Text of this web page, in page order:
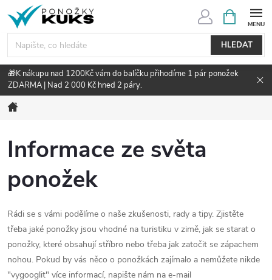
obsah
HLEDAT
NÁKUPNÍ
KOŠÍK
🎁K nákupu nad 1200Kč vám do balíčku přihodíme 1 pár ponožek
ZDARMA | Nad 2 000 Kč hned 2 páry.
Informace ze světa
ponožek
Rádi se s vámi podělíme o naše zkušenosti, rady a tipy. Zjistěte
třeba jaké ponožky jsou vhodné na turistiku v zimě, jak se starat o
ponožky, které obsahují stříbro nebo třeba jak zatočit se zápachem
nohou. Pokud by vás něco o ponožkách zajímalo a nemůžete nikde
"vygooglit" více informací, napište nám na e-mail